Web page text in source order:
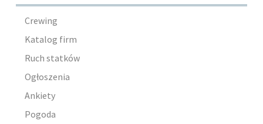
Crewing
Katalog firm
Ruch statków
Ogłoszenia
Ankiety
Pogoda